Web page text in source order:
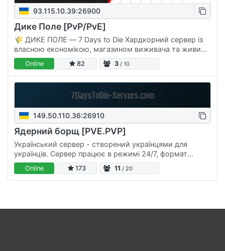
93.115.10.39:26900
Дике Поле [PvP/PvE]
🌾 ДИКЕ ПОЛЕ — 7 Days to Die Хардкорний сервер із
власною економікою, магазином виживача та живим
ком'юніті. IP: 93.115.10.39:26900 | 🌐 Сайт:
wildfield.shop | 💟Discord: 🌐…
Online 82 3 / 10
149.50.110.36:26910
Ядерний борщ [PVE.PVP]
Український сервер - створений українцями для
українців. Сервер працює в режимі 24/7, формат
серверу більш PVE ніж PVP та має наступні
налаштування: Складність гри: 5…
Online 173 11 / 20